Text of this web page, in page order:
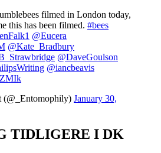
filmed in London today,
this has been filmed. #bees
@Eucera
@Kate_Bradbury
@DaveGoulson
@iancbeavis
January 30,
TIDLIGERE I DK